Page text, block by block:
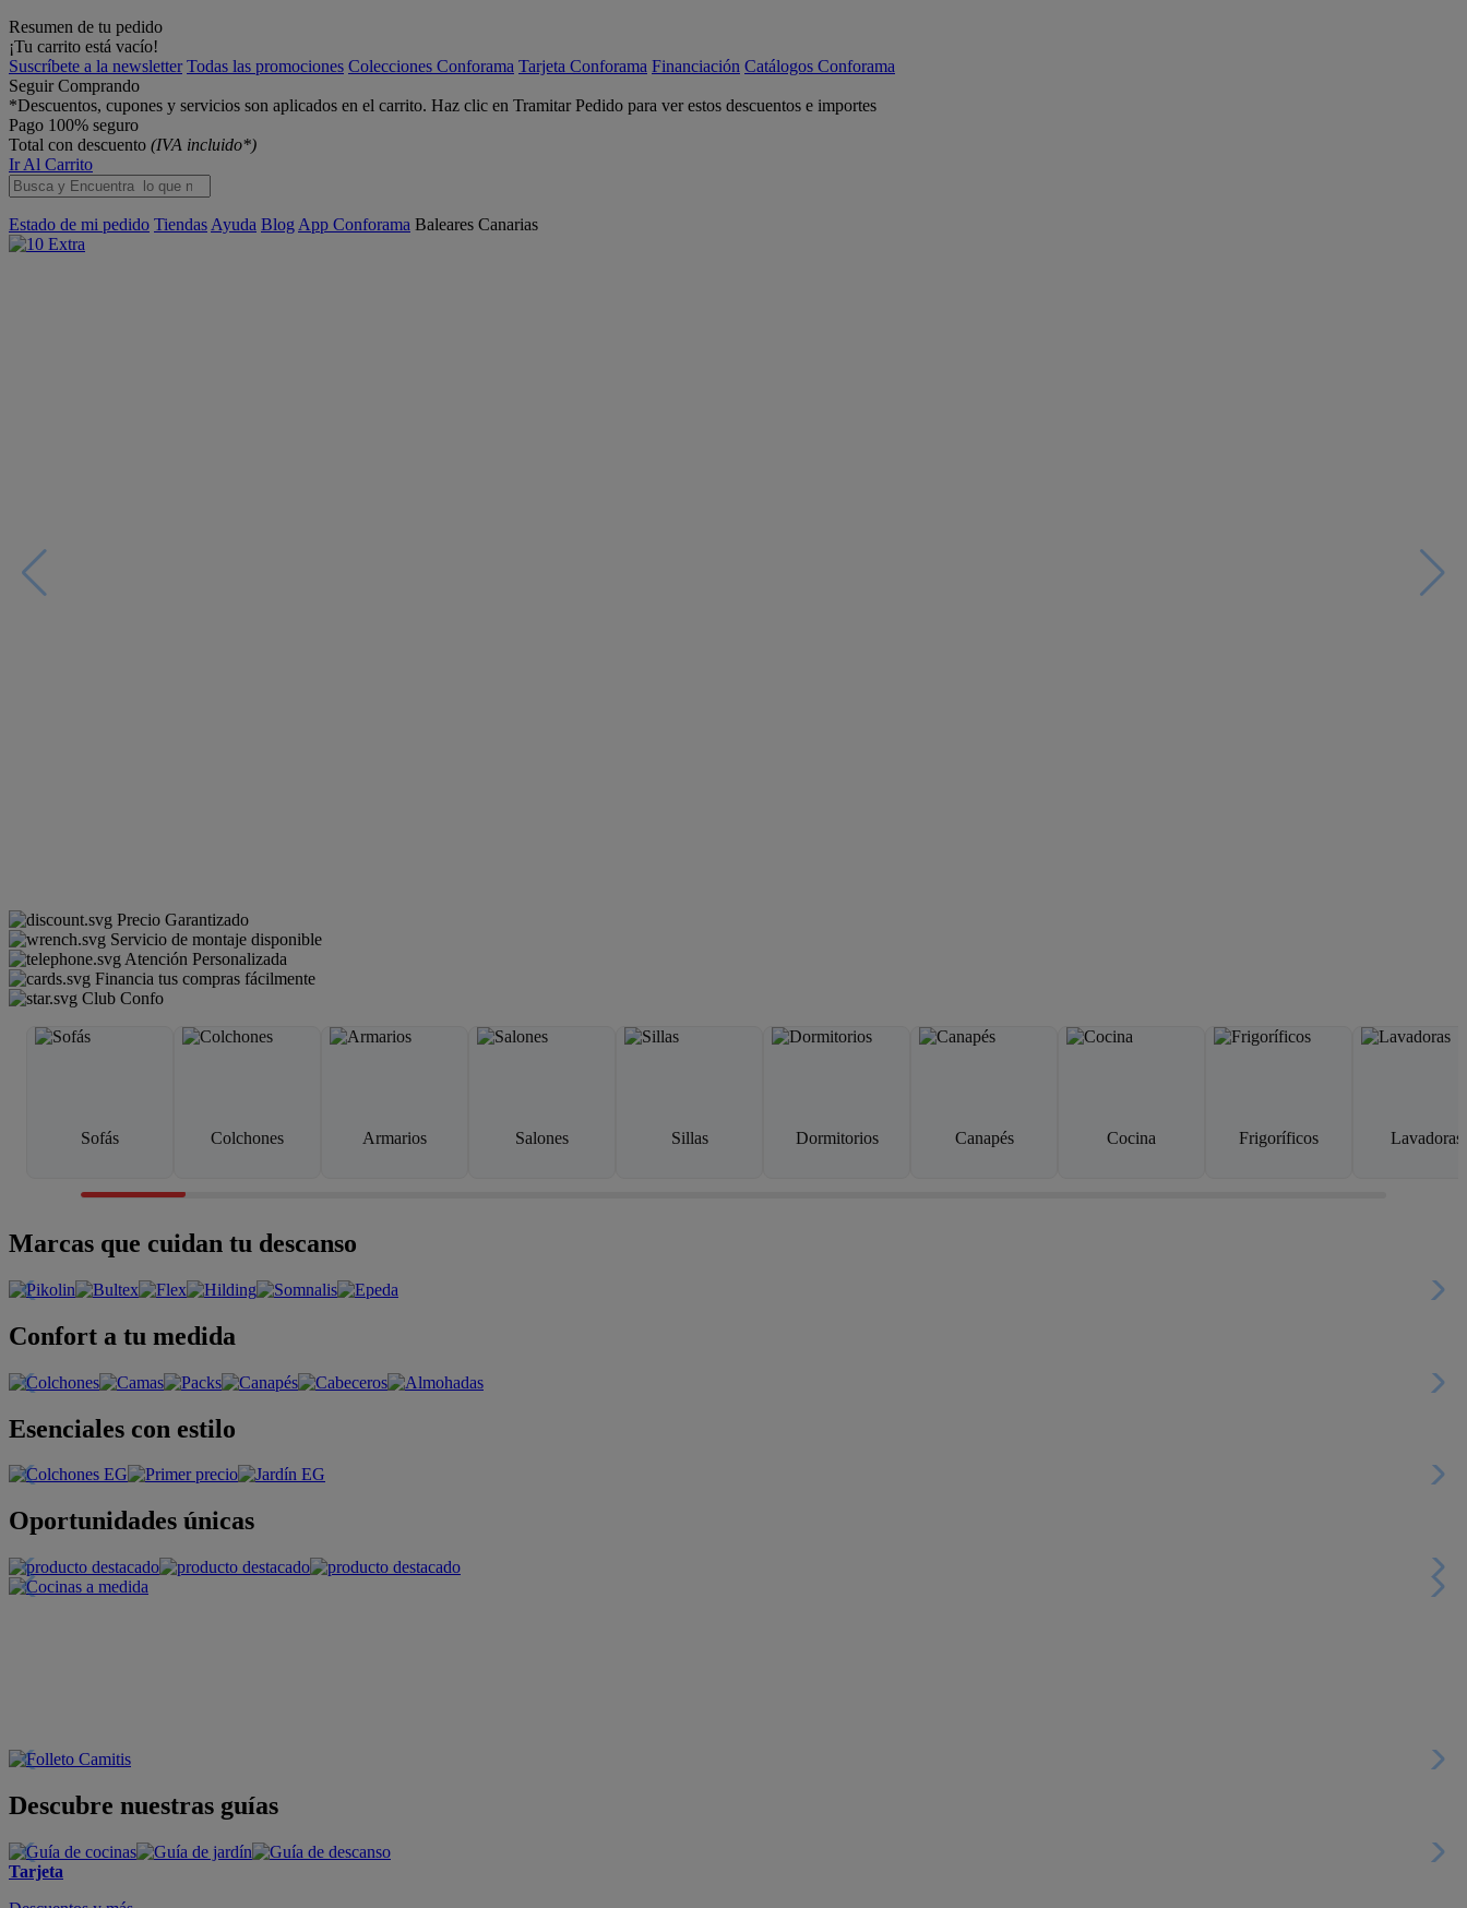
Resumen de tu pedido
¡Tu carrito está vacío!
Suscríbete a la newsletter Todas las promociones Colecciones Conforama Tarjeta Conforama Financiación Catálogos Conforama
Seguir Comprando
*Descuentos, cupones y servicios son aplicados en el carrito. Haz clic en Tramitar Pedido para ver estos descuentos e importes
Pago 100% seguro
Total con descuento (IVA incluido*)
Ir Al Carrito
Estado de mi pedido Tiendas Ayuda Blog App Conforama Baleares Canarias
Precio Garantizado
Servicio de montaje disponible
Atención Personalizada
Financia tus compras fácilmente
Club Confo
Sofás Colchones Armarios Salones Sillas Dormitorios Canapés Cocina Frigoríficos Lavadoras
Marcas que cuidan tu descanso
Confort a tu medida
Esenciales con estilo
Oportunidades únicas
Descubre nuestras guías
Tarjeta